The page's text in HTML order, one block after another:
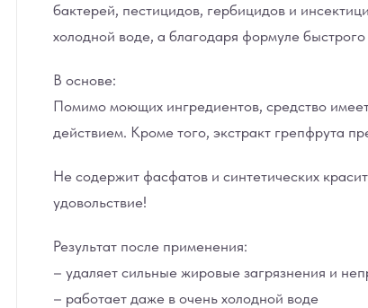
бактерей, пестицидов, гербицидов и
холодной воде, а благодаря формуле
В основе:
Помимо моющих ингредиентов, средство
действием. Кроме того, экстракт грепфрута
Не содержит фасфатов и синтетических
удовольствие!
Результат после применения:
– удаляет сильные жировые загрязнения и
– работает даже в очень холодной воде